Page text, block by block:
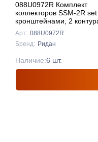
088U0972R Комплект
коллекторов SSM-2R
кронштейнами, 2
Ридан
Арт: 088U0972R
Бренд: Ридан
Наличие:6 шт.